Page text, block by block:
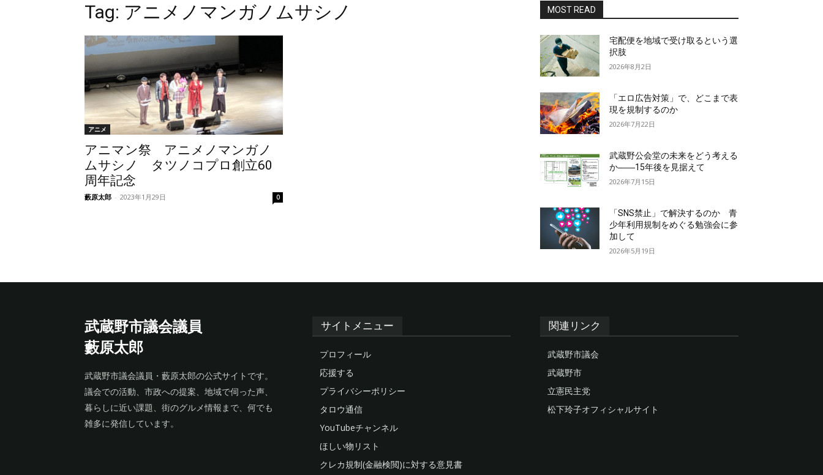
Tag: アニメノマンガノムサシノ
アニメ
アニマン祭 アニメノマンガノ
ムサシノ タツノコプロ創立60
周年記念
藪原太郎 - 2023年1月29日 0
MOST READ
宅配便を地域で受け取るという選
択肢
2026年8月2日
「エロ広告対策」で、どこまで表
現を規制するのか
2026年7月22日
武蔵野公会堂の未来をどう考える
か――15年後を見据えて
2026年7月15日
「SNS禁止」で解決するのか 青
少年利用規制をめぐる勉強会に参
加して
2026年5月19日
武蔵野市議会議員
藪原太郎
武蔵野市議会議員・藪原太郎の公式サイトです。
議会での活動、市政への提案、地域で伺った声、
暮らしに近い課題、街のグルメ情報まで、何でも
雑多に発信しています。
サイトメニュー
プロフィール
応援する
プライバシーポリシー
タロウ通信
YouTubeチャンネル
ほしい物リスト
クレカ規制(金融検閲)に対する意見書
関連リンク
武蔵野市議会
武蔵野市
立憲民主党
松下玲子オフィシャルサイト